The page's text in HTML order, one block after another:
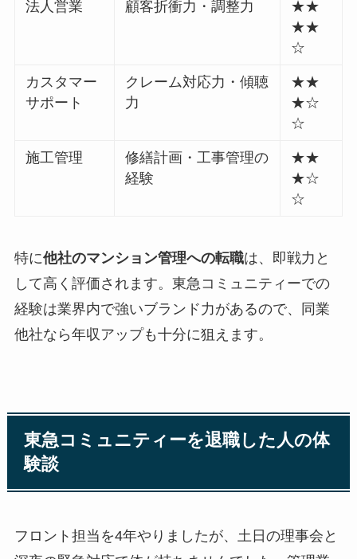
法人営業 顧客折衝力・調整力
★★
★★
☆
カスタマー
サポート
クレーム対応力・傾聴
力
★★
★☆
☆
施工管理
修繕計画・工事管理の
経験
★★
★☆
☆
特に他社のマンション管理への転職は、即戦力と
して高く評価されます。東急コミュニティーでの
経験は業界内で強いブランド力があるので、同業
他社なら年収アップも十分に狙えます。
東急コミュニティーを退職した人の体
験談
フロント担当を4年やりましたが、土日の理事会と